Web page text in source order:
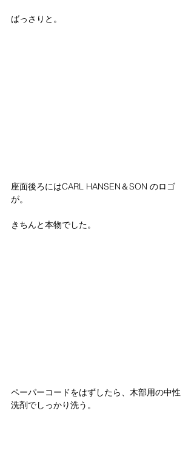
ばっさりと。
座面後ろにはCARL HANSEN＆SON のロゴ
が。
きちんと本物でした。
ペーパーコードをはずしたら、木部用の中性
洗剤でしっかり洗う。